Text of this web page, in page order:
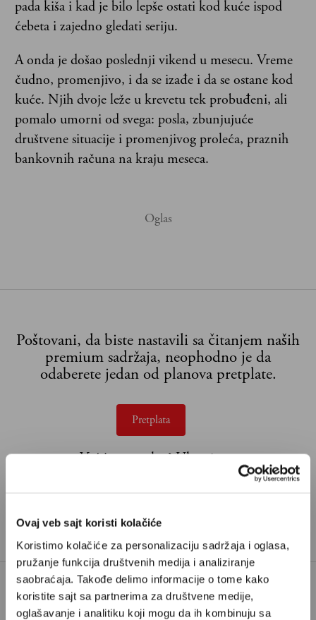
Ovaj veb sajt koristi kolačiće
Koristimo kolačiće za personalizaciju sadržaja i oglasa,
pružanje funkcija društvenih medija i analiziranje
saobraćaja. Takođe delimo informacije o tome kako
koristite sajt sa partnerima za društvene medije,
oglašavanje i analitiku koji mogu da ih kombinuju sa
pada kiša i kad je bilo lepše ostati kod kuće ispod
ćebeta i zajedno gledati seriju.
A onda je došao poslednji vikend u mesecu. Vreme
čudno, promenjivo, i da se izađe i da se ostane kod
kuće. Njih dvoje leže u krevetu tek probuđeni, ali
pomalo umorni od svega: posla, zbunjujuće
društvene situacije i promenjivog proleća, praznih
bankovnih računa na kraju meseca.
Poštovani, da biste nastavili sa čitanjem naših
premium sadržaja, neophodno je da
odaberete jedan od planova pretplate.
Pretplata
Već imate nalog?Ulogujte se
nauka u Beogradu i sistemska porodična
psihoterapeutkinja.
BRAK LJUBAV